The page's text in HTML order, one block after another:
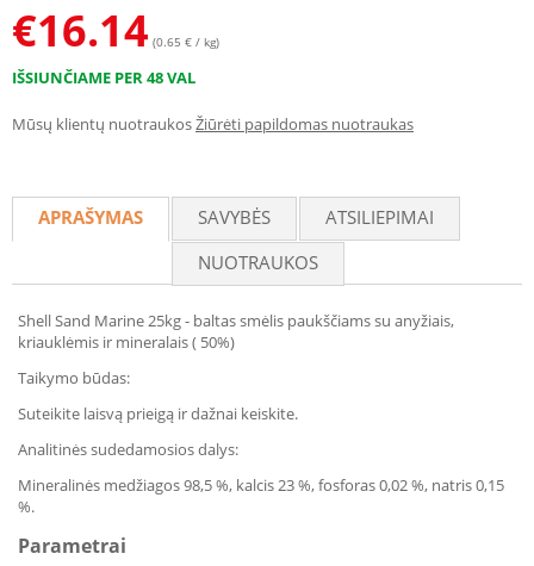
€16.14 (0.65 € / kg)
IŠSIUNČIAME PER 48 VAL
Mūsų klientų nuotraukosŽiūrėti papildomas nuotraukas
APRAŠYMAS SAVYBĖS
ATSILIEPIMAI
NUOTRAUKOS
Shell Sand Marine 25kg - baltas smėlis paukščiams su anyžiais,
kriauklėmis ir mineralais ( 50%)
Taikymo būdas:
Suteikite laisvą prieigą ir dažnai keiskite.
Analitinės sudedamosios dalys:
Mineralinės medžiagos 98,5 %, kalcis 23 %, fosforas 0,02 %, natris 0,15
%.
Parametrai